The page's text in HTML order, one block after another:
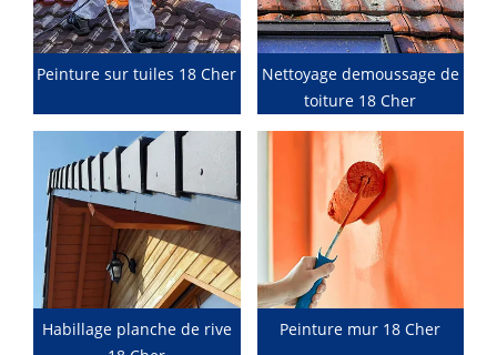
Peinture sur tuiles 18 Cher
Nettoyage demoussage de
toiture 18 Cher
Habillage planche de rive
Peinture mur 18 Cher